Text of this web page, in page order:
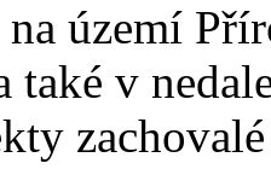
území
také v